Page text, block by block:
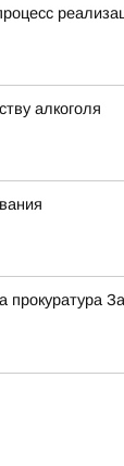
алкоголя